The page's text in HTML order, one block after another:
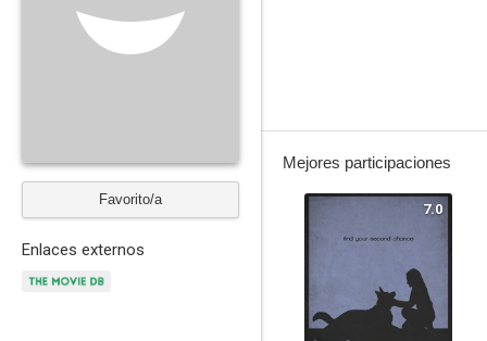
Favorito/a
Enlaces externos
Mejores participaciones
7.0